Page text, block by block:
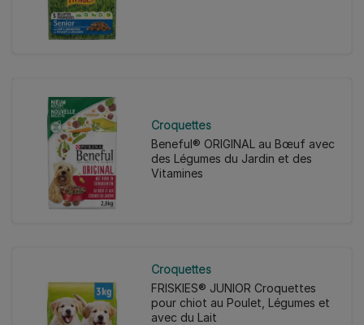
Croquettes
Beneful® ORIGINAL au Bœuf avec
des Légumes du Jardin et des
Vitamines
Croquettes
FRISKIES® JUNIOR Croquettes
pour chiot au Poulet, Légumes et
avec du Lait